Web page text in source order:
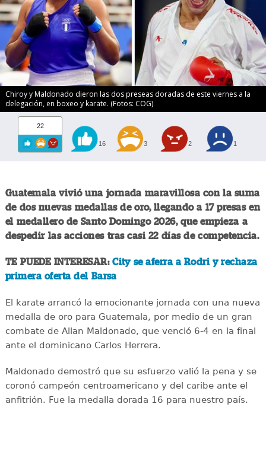
Chiroy y Maldonado dieron las dos preseas doradas de este viernes a la
delegación, en boxeo y karate. (Fotos: COG)
22
16 3 2 1
Guatemala vivió una jornada maravillosa con la suma
de dos nuevas medallas de oro, llegando a 17 presas en
el medallero de Santo Domingo 2026, que empieza a
despedir las acciones tras casi 22 días de competencia.
TE PUEDE INTERESAR:City se aferra a Rodri y rechaza
primera oferta del Barsa
El karate arrancó la emocionante jornada con una nueva
medalla de oro para Guatemala, por medio de un gran
combate de Allan Maldonado, que venció 6-4 en la final
ante el dominicano Carlos Herrera.
Maldonado demostró que su esfuerzo valió la pena y se
coronó campeón centroamericano y del caribe ante el
anfitrión. Fue la medalla dorada 16 para nuestro país.